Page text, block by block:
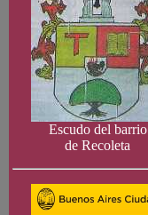
Escudo del barrio
de Recoleta